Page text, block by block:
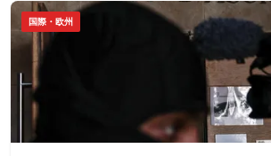
国際・欧州